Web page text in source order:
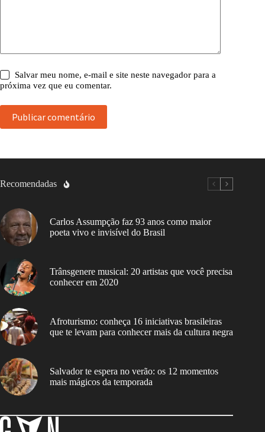
Salvar meu nome, e-mail e site neste navegador para a
próxima vez que eu comentar.
Publicar comentário
Recomendadas
Carlos Assumpção faz 93 anos como maior
poeta vivo e invisível do Brasil
Trânsgenere musical: 20 artistas que você precisa
conhecer em 2020
Afroturismo: conheça 16 iniciativas brasileiras
que te levam para conhecer mais da cultura negra
Salvador te espera no verão: os 12 momentos
mais mágicos da temporada